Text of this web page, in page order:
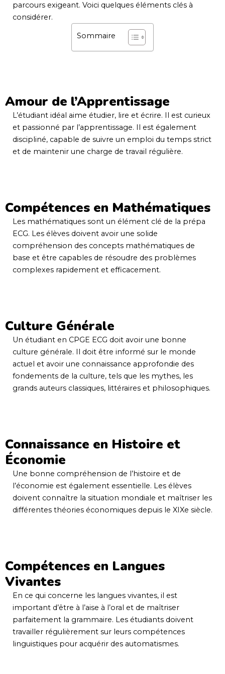
parcours exigeant. Voici quelques éléments clés à
considérer.
Sommaire
Amour de l’Apprentissage
L’étudiant idéal aime étudier, lire et écrire. Il est curieux
et passionné par l’apprentissage. Il est également
discipliné, capable de suivre un emploi du temps strict
et de maintenir une charge de travail régulière.
Compétences en Mathématiques
Les mathématiques sont un élément clé de la prépa
ECG. Les élèves doivent avoir une solide
compréhension des concepts mathématiques de
base et être capables de résoudre des problèmes
complexes rapidement et efficacement.
Culture Générale
Un étudiant en CPGE ECG doit avoir une bonne
culture générale. Il doit être informé sur le monde
actuel et avoir une connaissance approfondie des
fondements de la culture, tels que les mythes, les
grands auteurs classiques, littéraires et philosophiques.
Connaissance en Histoire et
Économie
Une bonne compréhension de l’histoire et de
l’économie est également essentielle. Les élèves
doivent connaître la situation mondiale et maîtriser les
différentes théories économiques depuis le XIXe siècle.
Compétences en Langues
Vivantes
En ce qui concerne les langues vivantes, il est
important d’être à l’aise à l’oral et de maîtriser
parfaitement la grammaire. Les étudiants doivent
travailler régulièrement sur leurs compétences
linguistiques pour acquérir des automatismes.